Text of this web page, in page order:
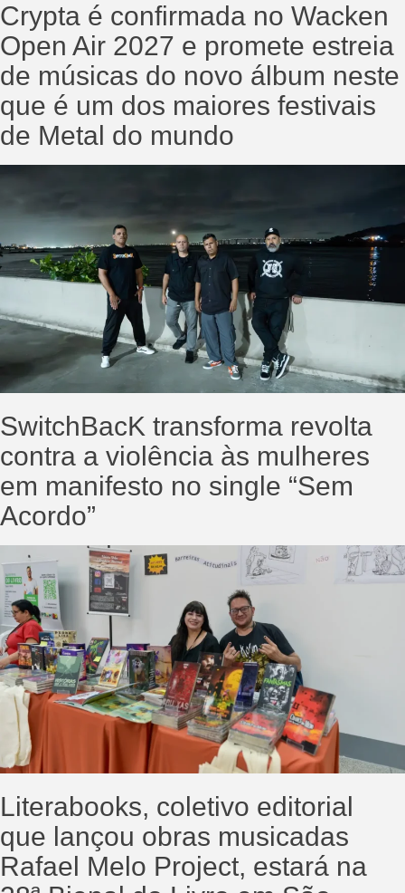
Crypta é confirmada no Wacken
Open Air 2027 e promete estreia
de músicas do novo álbum neste
que é um dos maiores festivais
de Metal do mundo
SwitchBacK transforma revolta
contra a violência às mulheres
em manifesto no single “Sem
Acordo”
Literabooks, coletivo editorial
que lançou obras musicadas
Rafael Melo Project, estará na